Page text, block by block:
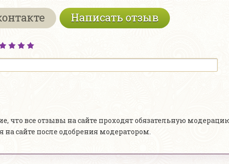
Написать отзыв
что все отзывы на сайте проходят обязательную
на сайте после одобрения модератором.